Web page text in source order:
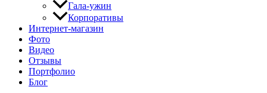
Гала-ужин
Корпоративы
Интернет-магазин
Фото
Видео
Отзывы
Портфолио
Блог